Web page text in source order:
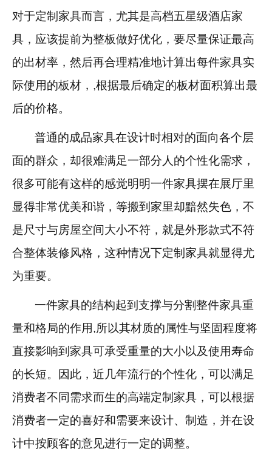
对于定制家具而言，尤其是高档五星级酒店家
具，应该提前为整板做好优化，要尽量保证最高
的出材率，然后再合理精准地计算出每件家具实
际使用的板材， ,根据最后确定的板材面积算出最
后的价格。
普通的成品家具在设计时相对的面向各个层
面的群众，却很难满足一部分人的个性化需求，
很多可能有这样的感觉明明一件家具摆在展厅里
显得非常优美和谐，等搬到家里却黯然失色，不
是尺寸与房屋空间大小不符，就是外形款式不符
合整体装修风格，这种情况下定制家具就显得尤
为重要。
一件家具的结构起到支撑与分割整件家具重
量和格局的作用,所以其材质的属性与坚固程度将
直接影响到家具可承受重量的大小以及使用寿命
的长短。因此，近几年流行的个性化，可以满足
消费者不同需求而生的高端定制家具，可以根据
消费者一定的喜好和需要来设计、制造，并在设
计中按顾客的意见进行一定的调整。